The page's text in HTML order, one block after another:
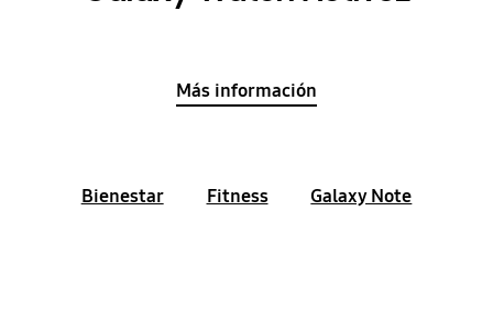
Más información
Bienestar Fitness Galaxy Note